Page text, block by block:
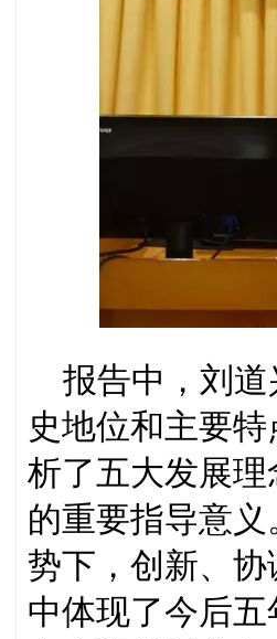
报告中，刘道
史地位和主要
析了五大发展
的重要指导意
势下，创新、
中体现了今后